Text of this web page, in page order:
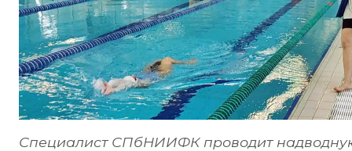
Специалист СПбНИИФК проводит